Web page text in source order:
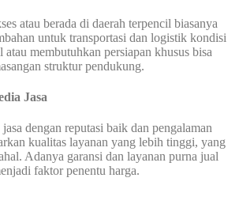
atau berada di daerah terpencil biasanya
untuk transportasi dan logistik kondisi
membutuhkan persiapan khusus bisa
struktur pendukung.
Jasa
dengan reputasi baik dan pengalaman
kualitas layanan yang lebih tinggi, yang
Adanya garansi dan layanan purna jual
faktor penentu harga.